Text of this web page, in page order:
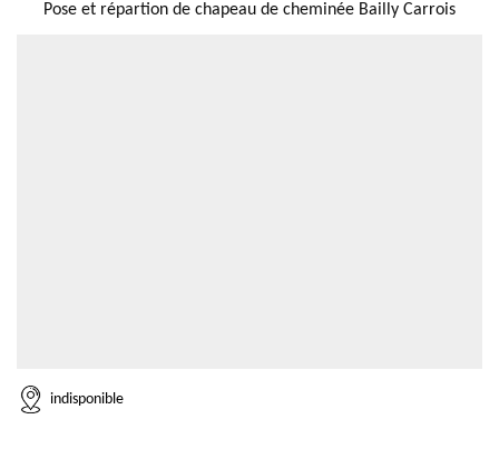
Pose et répartion de chapeau de cheminée Bailly Carrois
indisponible